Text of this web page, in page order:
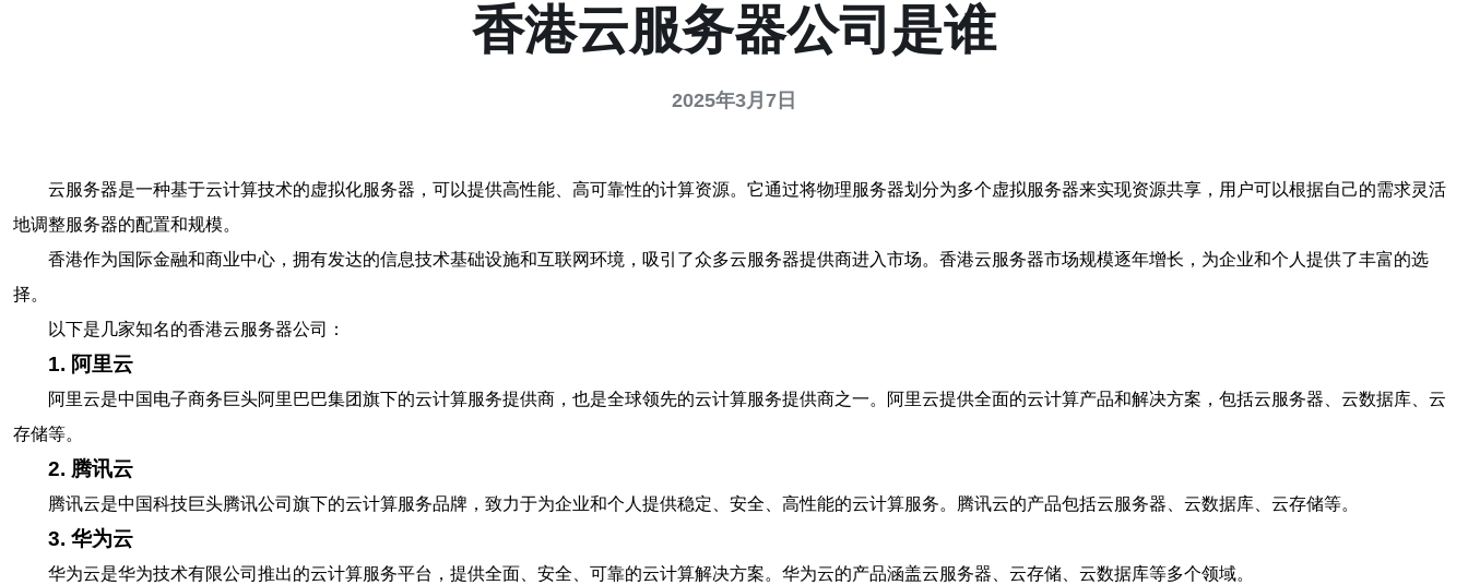
香港云服务器公司是谁
2025年3月7日
云服务器是一种基于云计算技术的虚拟化服务器，可以提供高性能、高可靠性的计算资源。它通过将物理服务器划分为多个虚拟服务器来实现资源共享，用户可以根据自己的需求灵活
地调整服务器的配置和规模。
香港作为国际金融和商业中心，拥有发达的信息技术基础设施和互联网环境，吸引了众多云服务器提供商进入市场。香港云服务器市场规模逐年增长，为企业和个人提供了丰富的选
择。
以下是几家知名的香港云服务器公司：
1. 阿里云
阿里云是中国电子商务巨头阿里巴巴集团旗下的云计算服务提供商，也是全球领先的云计算服务提供商之一。阿里云提供全面的云计算产品和解决方案，包括云服务器、云数据库、云
存储等。
2. 腾讯云
腾讯云是中国科技巨头腾讯公司旗下的云计算服务品牌，致力于为企业和个人提供稳定、安全、高性能的云计算服务。腾讯云的产品包括云服务器、云数据库、云存储等。
3. 华为云
华为云是华为技术有限公司推出的云计算服务平台，提供全面、安全、可靠的云计算解决方案。华为云的产品涵盖云服务器、云存储、云数据库等多个领域。